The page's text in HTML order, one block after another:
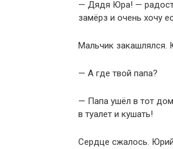
— Дядя Юра! —
замёрз и очень хочу
Мальчик закашлялся.
— А где твой папа?
— Папа ушёл в тот
в туалет и кушать!
Сердце сжалось.